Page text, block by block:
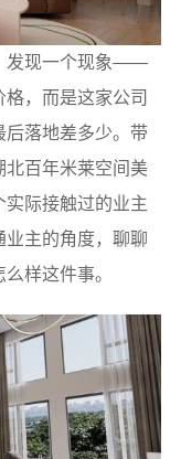
发现一个现象——
，而是这家公司
后落地差多少。带
北百年米莱空间美
实际接触过的业主
业主的角度，聊聊
样这件事。